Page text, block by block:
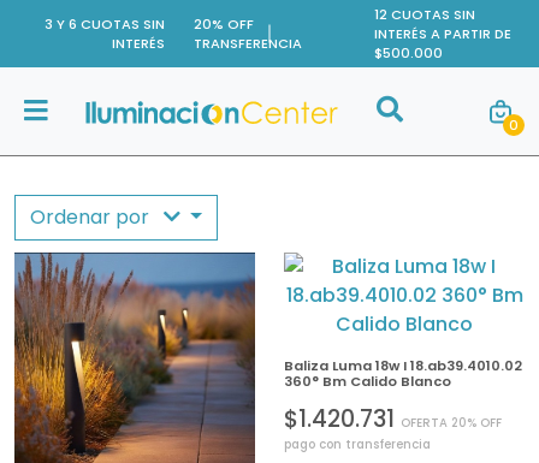
3 Y 6 CUOTAS SIN
INTERÉS
20% OFF
TRANSFERENCIA
12 CUOTAS SIN
INTERÉS A PARTIR DE
$500.000
Buscar
Buscar
0
Ordenar por
Baliza Luma 18w I 18.ab39.4010.02
360° Bm Calido Blanco
$1.420.731 OFERTA 20% OFF
pago con transferencia